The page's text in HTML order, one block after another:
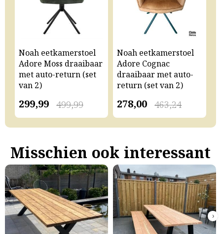
Noah eetkamerstoel
Adore Moss draaibaar
met auto-return (set
van 2)
499,99
299,99
Noah eetkamerstoel
Adore Cognac
draaibaar met auto-
return (set van 2)
463,24
278,00
Misschien ook interessant
›